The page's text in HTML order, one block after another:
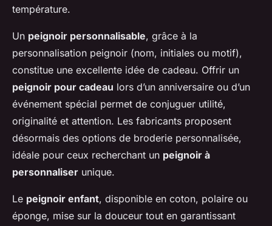
température.
Un peignoir personnalisable, grâce à la
personnalisation peignoir (nom, initiales ou motif),
constitue une excellente idée de cadeau. Offrir un
peignoir pour cadeau lors d’un anniversaire ou d’un
événement spécial permet de conjuguer utilité,
originalité et attention. Les fabricants proposent
désormais des options de broderie personnalisée,
idéale pour ceux recherchant un peignoir à
personnaliser unique.
Le peignoir enfant, disponible en coton, polaire ou
éponge, mise sur la douceur tout en garantissant